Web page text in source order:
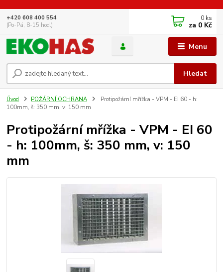
Menu
Hledat
+420 608 400 554
(Po-Pá, 8-15 hod.)
0 ks
za 0 Kč
Úvod POŽÁRNÍ OCHRANA
Protipožární mřížka - VPM - EI 60 - h:
100mm, š: 350 mm, v: 150 mm
Protipožární mřížka - VPM - EI 60
- h: 100mm, š: 350 mm, v: 150
mm